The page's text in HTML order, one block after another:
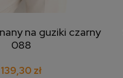
do koszyka
na guziki czarny
088
139,30 zł